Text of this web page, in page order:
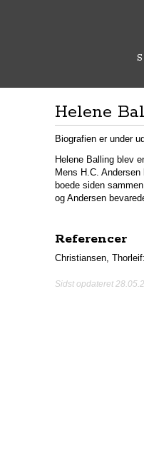
Helene
Biografien er under
Helene Balling blev
Mens H.C.
boede siden
og Andersen
Referencer
Christiansen,
Sidst opdateret